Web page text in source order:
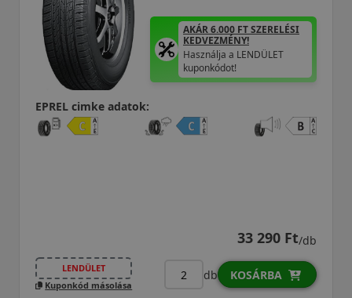
AKÁR 6.000 FT SZERELÉSI
KEDVEZMÉNY!
Használja a LENDÜLET
kuponkódot!
EPREL cimke adatok:
33 290 Ft/db
LENDÜLET
Kuponkód másolása
db KOSÁRBA